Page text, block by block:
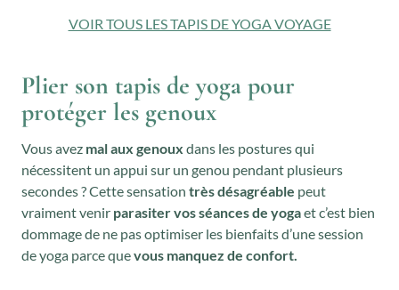
VOIR TOUS LES TAPIS DE YOGA VOYAGE
Plier son tapis de yoga pour
protéger les genoux
Vous avez mal aux genoux dans les postures qui
nécessitent un appui sur un genou pendant plusieurs
secondes ? Cette sensation très désagréable peut
vraiment venir parasiter vos séances de yogaet c’est bien
dommage de ne pas optimiser les bienfaits d’une session
de yoga parce quevous manquez de confort.